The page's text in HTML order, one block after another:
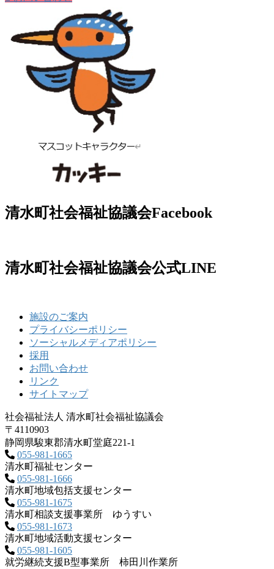
清水町社会福祉協議会Facebook
清水町社会福祉協議会公式LINE
施設のご案内
プライバシーポリシー
ソーシャルメディアポリシー
採用
お問い合わせ
リンク
サイトマップ
社会福祉法人 清水町社会福祉協議会
〒4110903
静岡県駿東郡清水町堂庭221‐1
055-981-1665
清水町福祉センター
055-981-1666
清水町地域包括支援センター
055-981-1675
清水町相談支援事業所 ゆうすい
055-981-1673
清水町地域活動支援センター
055-981-1605
就労継続支援B型事業所 柿田川作業所